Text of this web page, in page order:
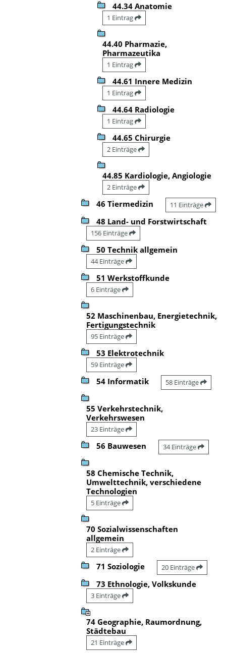
44.34 Anatomie
1 Eintrag
44.40 Pharmazie,
Pharmazeutika
1 Eintrag
44.61 Innere Medizin
1 Eintrag
44.64 Radiologie
1 Eintrag
44.65 Chirurgie
2 Einträge
44.85 Kardiologie, Angiologie
2 Einträge
46 Tiermedizin 11 Einträge
48 Land- und Forstwirtschaft
156 Einträge
50 Technik allgemein
44 Einträge
51 Werkstoffkunde
6 Einträge
52 Maschinenbau, Energietechnik,
Fertigungstechnik
95 Einträge
53 Elektrotechnik
59 Einträge
54 Informatik 58 Einträge
55 Verkehrstechnik,
Verkehrswesen
23 Einträge
56 Bauwesen 34 Einträge
58 Chemische Technik,
Umwelttechnik, verschiedene
Technologien
5 Einträge
70 Sozialwissenschaften
allgemein
2 Einträge
71 Soziologie 20 Einträge
73 Ethnologie, Volkskunde
3 Einträge
74 Geographie, Raumordnung,
Städtebau
21 Einträge